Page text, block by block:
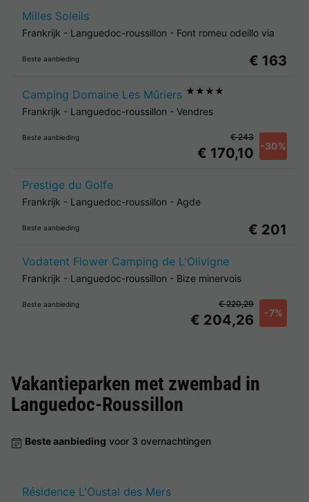
Milles Soleils
Frankrijk - Languedoc-roussillon - Font romeu odeillo via
Beste aanbieding € 163
Camping Domaine Les Mûriers ★★★★
Frankrijk - Languedoc-roussillon - Vendres
Beste aanbieding
€ 170,10 -30%
€ 243
Prestige du Golfe
Frankrijk - Languedoc-roussillon - Agde
Beste aanbieding € 201
Vodatent Flower Camping de L'Olivigne
Frankrijk - Languedoc-roussillon - Bize minervois
Beste aanbieding
€ 204,26 -7%
€ 220,29
Vakantieparken met zwembad in
Languedoc-Roussillon
Beste aanbieding voor 3 overnachtingen
Résidence L'Oustal des Mers